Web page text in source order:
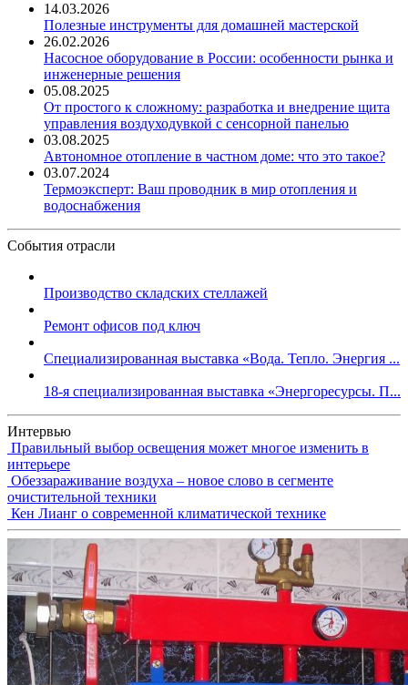
14.03.2026
Полезные инструменты для домашней мастерской
26.02.2026
Насосное оборудование в России: особенности рынка и
инженерные решения
05.08.2025
От простого к сложному: разработка и внедрение щита
управления воздуходувкой с сенсорной панелью
03.08.2025
Автономное отопление в частном доме: что это такое?
03.07.2024
Термоэксперт: Ваш проводник в мир отопления и
водоснабжения
События отрасли
Производство складских стеллажей
Ремонт офисов под ключ
Специализированная выставка «Вода. Тепло. Энергия ...
18-я специализированная выставка «Энергоресурсы. П...
Интервью
Правильный выбор освещения может многое изменить в
интерьере
Обеззараживание воздуха – новое слово в сегменте
очистительной техники
Кен Лианг о современной климатической технике